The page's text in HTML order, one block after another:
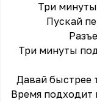
Три минуты
Пускай
Три минуты
Давай быстрее
Время подходит